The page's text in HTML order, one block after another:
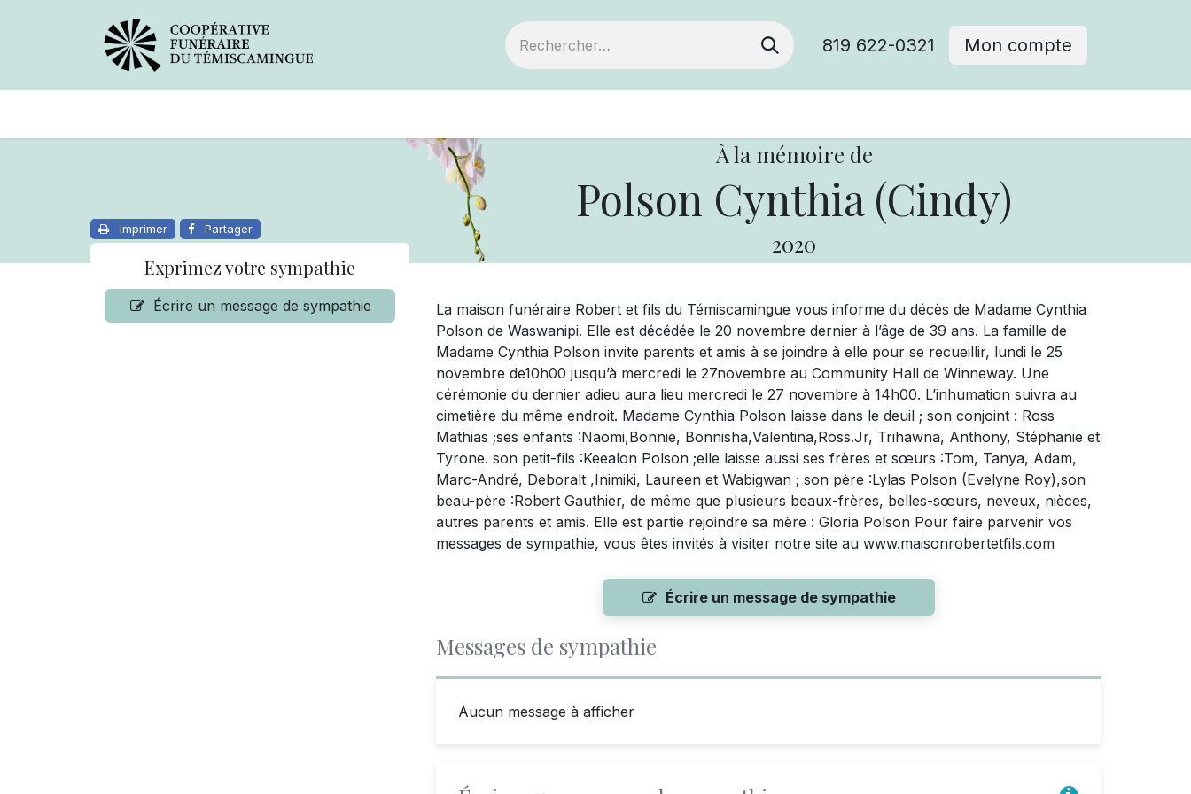
819 622-0321 Mon compte
À la mémoire de
Polson Cynthia (Cindy)
2020
Imprimer Partager
Exprimez votre sympathie
Écrire un message de sympathie
La maison funéraire Robert et fils du Témiscamingue vous informe du décès de Madame Cynthia
Polson de Waswanipi. Elle est décédée le 20 novembre dernier à l’âge de 39 ans. La famille de
Madame Cynthia Polson invite parents et amis à se joindre à elle pour se recueillir, lundi le 25
novembre de10h00 jusqu’à mercredi le 27novembre au Community Hall de Winneway. Une
cérémonie du dernier adieu aura lieu mercredi le 27 novembre à 14h00. L’inhumation suivra au
cimetière du même endroit. Madame Cynthia Polson laisse dans le deuil ; son conjoint : Ross
Mathias ;ses enfants :Naomi,Bonnie, Bonnisha,Valentina,Ross.Jr, Trihawna, Anthony, Stéphanie et
Tyrone. son petit-fils :Keealon Polson ;elle laisse aussi ses frères et sœurs :Tom, Tanya, Adam,
Marc-André, Deboralt ,Inimiki, Laureen et Wabigwan ; son père :Lylas Polson (Evelyne Roy),son
beau-père :Robert Gauthier, de même que plusieurs beaux-frères, belles-sœurs, neveux, nièces,
autres parents et amis. Elle est partie rejoindre sa mère : Gloria Polson Pour faire parvenir vos
messages de sympathie, vous êtes invités à visiter notre site au www.maisonrobertetfils.com
Écrire un message de sympathie
Messages de sympathie
Aucun message à afficher